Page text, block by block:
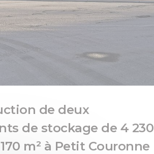
de deux
de stockage de 4 230
m² à Petit Couronne